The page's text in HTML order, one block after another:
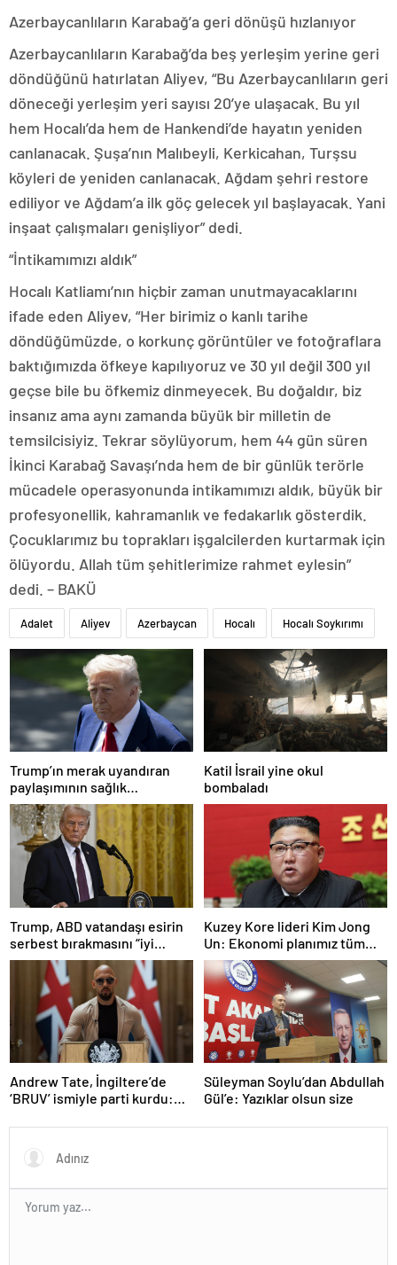
Azerbaycanlıların Karabağ’a geri dönüşü hızlanıyor
Azerbaycanlıların Karabağ’da beş yerleşim yerine geri
döndüğünü hatırlatan Aliyev, “Bu Azerbaycanlıların geri
döneceği yerleşim yeri sayısı 20’ye ulaşacak. Bu yıl
hem Hocalı’da hem de Hankendi’de hayatın yeniden
canlanacak. Şuşa’nın Malıbeyli, Kerkicahan, Turşsu
köyleri de yeniden canlanacak. Ağdam şehri restore
ediliyor ve Ağdam’a ilk göç gelecek yıl başlayacak. Yani
inşaat çalışmaları genişliyor” dedi.
“İntikamımızı aldık”
Hocalı Katliamı’nın hiçbir zaman unutmayacaklarını
ifade eden Aliyev, “Her birimiz o kanlı tarihe
döndüğümüzde, o korkunç görüntüler ve fotoğraflara
baktığımızda öfkeye kapılıyoruz ve 30 yıl değil 300 yıl
geçse bile bu öfkemiz dinmeyecek. Bu doğaldır, biz
insanız ama aynı zamanda büyük bir milletin de
temsilcisiyiz. Tekrar söylüyorum, hem 44 gün süren
İkinci Karabağ Savaşı’nda hem de bir günlük terörle
mücadele operasyonunda intikamımızı aldık, büyük bir
profesyonellik, kahramanlık ve fedakarlık gösterdik.
Çocuklarımız bu toprakları işgalcilerden kurtarmak için
ölüyordu. Allah tüm şehitlerimize rahmet eylesin”
dedi. – BAKÜ
Adalet Aliyev Azerbaycan Hocalı Hocalı Soykırımı
Trump’ın merak uyandıran
paylaşımının sağlık
sistemiyle ilgili kararname
olduğu anlaşıldı
Katil İsrail yine okul
bombaladı
Trump, ABD vatandaşı esirin
serbest bırakmasını “iyi
niyetle atılmış bir adım”
olarak değerlendirdi
Kuzey Kore lideri Kim Jong
Un: Ekonomi planımız tüm
sektörlerde başarısız oldu
Andrew Tate, İngiltere’de
‘BRUV’ ismiyle parti kurdu:
propagandasını
yasaklayacağız’
Süleyman Soylu’dan Abdullah
Gül’e: Yazıklar olsun size